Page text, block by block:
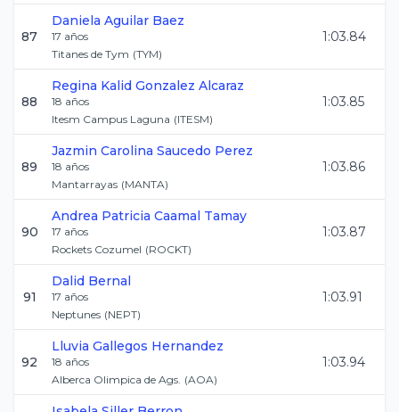
87
Daniela Aguilar Baez
17 años
Titanes de Tym (TYM)
1:03.84
88
Regina Kalid Gonzalez Alcaraz
18 años
Itesm Campus Laguna (ITESM)
1:03.85
89
Jazmin Carolina Saucedo Perez
18 años
Mantarrayas (MANTA)
1:03.86
90
Andrea Patricia Caamal Tamay
17 años
Rockets Cozumel (ROCKT)
1:03.87
91
Dalid Bernal
17 años
Neptunes (NEPT)
1:03.91
92
Lluvia Gallegos Hernandez
18 años
Alberca Olimpica de Ags. (AOA)
1:03.94